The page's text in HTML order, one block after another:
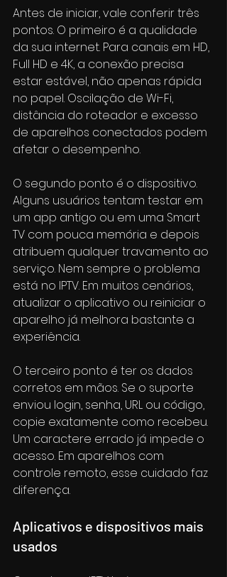
Antes de iniciar, vale conferir três
pontos. O primeiro é a qualidade
da sua internet. Para canais em HD,
Full HD e 4K, a conexão precisa
estar estável, não apenas rápida
no papel. Oscilação de Wi-Fi,
distância do roteador e excesso
de aparelhos conectados podem
afetar o desempenho.
O segundo ponto é o dispositivo.
Alguns usuários tentam testar em
um app antigo ou em uma Smart
TV com pouca memória e depois
atribuem qualquer travamento ao
serviço. Nem sempre o problema
está no IPTV. Em muitos cenários,
atualizar o aplicativo ou reiniciar o
aparelho já melhora bastante a
experiência.
O terceiro ponto é ter os dados
corretos em mãos. Se o suporte
enviou login, senha, URL ou código,
copie exatamente como recebeu.
Um caractere errado já impede o
acesso. Em aparelhos com
controle remoto, esse cuidado faz
diferença.
Aplicativos e dispositivos mais
usados